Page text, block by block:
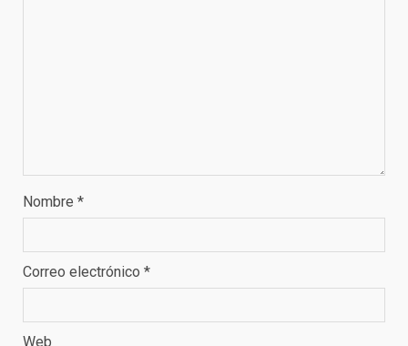
Nombre *
Correo electrónico *
Web